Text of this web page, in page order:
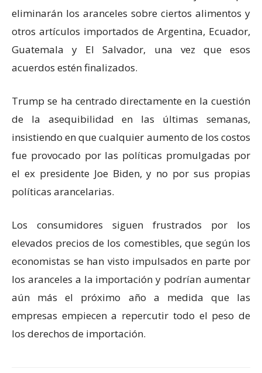
eliminarán los aranceles sobre ciertos alimentos y
otros artículos importados de Argentina, Ecuador,
Guatemala y El Salvador, una vez que esos
acuerdos estén finalizados.
Trump se ha centrado directamente en la cuestión
de la asequibilidad en las últimas semanas,
insistiendo en que cualquier aumento de los costos
fue provocado por las políticas promulgadas por
el ex presidente Joe Biden, y no por sus propias
políticas arancelarias.
Los consumidores siguen frustrados por los
elevados precios de los comestibles, que según los
economistas se han visto impulsados en parte por
los aranceles a la importación y podrían aumentar
aún más el próximo año a medida que las
empresas empiecen a repercutir todo el peso de
los derechos de importación.